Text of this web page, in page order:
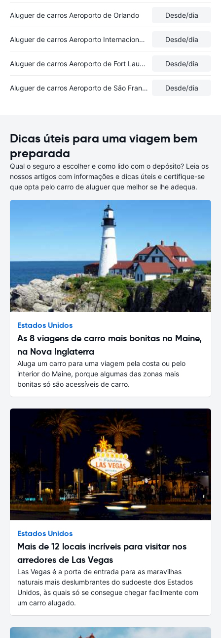
Aluguer de carros Aeroporto de Orlando Desde/dia
Aluguer de carros Aeroporto Internacional de Newark Liberty Desde/dia
Aluguer de carros Aeroporto de Fort Lauderdale Desde/dia
Aluguer de carros Aeroporto de São Francisco Desde/dia
Dicas úteis para uma viagem bem
preparada
Qual o seguro a escolher e como lido com o depósito? Leia os
nossos artigos com informações e dicas úteis e certifique-se
que opta pelo carro de aluguer que melhor se lhe adequa.
Estados Unidos
As 8 viagens de carro mais bonitas no Maine,
na Nova Inglaterra
Aluga um carro para uma viagem pela costa ou pelo
interior do Maine, porque algumas das zonas mais
bonitas só são acessíveis de carro.
Estados Unidos
Mais de 12 locais incríveis para visitar nos
arredores de Las Vegas
Las Vegas é a porta de entrada para as maravilhas
naturais mais deslumbrantes do sudoeste dos Estados
Unidos, às quais só se consegue chegar facilmente com
um carro alugado.